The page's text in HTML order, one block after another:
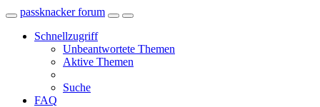
passknacker forum
Schnellzugriff
Unbeantwortete Themen
Aktive Themen
Suche
FAQ